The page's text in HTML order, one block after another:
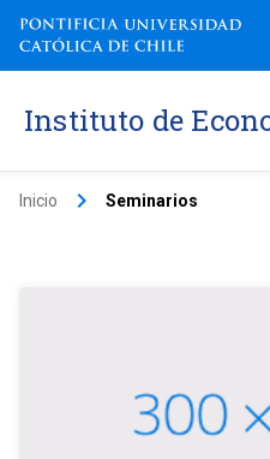
Instituto de
Inicio keyboard_arrow_right Seminarios